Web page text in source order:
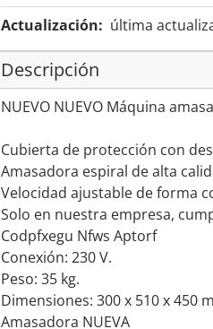
Actualización: última
Descripción
NUEVO NUEVO Máquina
Cubierta de protección con
Amasadora espiral de alta
Velocidad ajustable de forma
Solo en nuestra empresa,
Codpfxegu Nfws Aptorf
Conexión: 230 V.
Peso: 35 kg.
Dimensiones: 300 x 510 x 450
Amasadora NUEVA